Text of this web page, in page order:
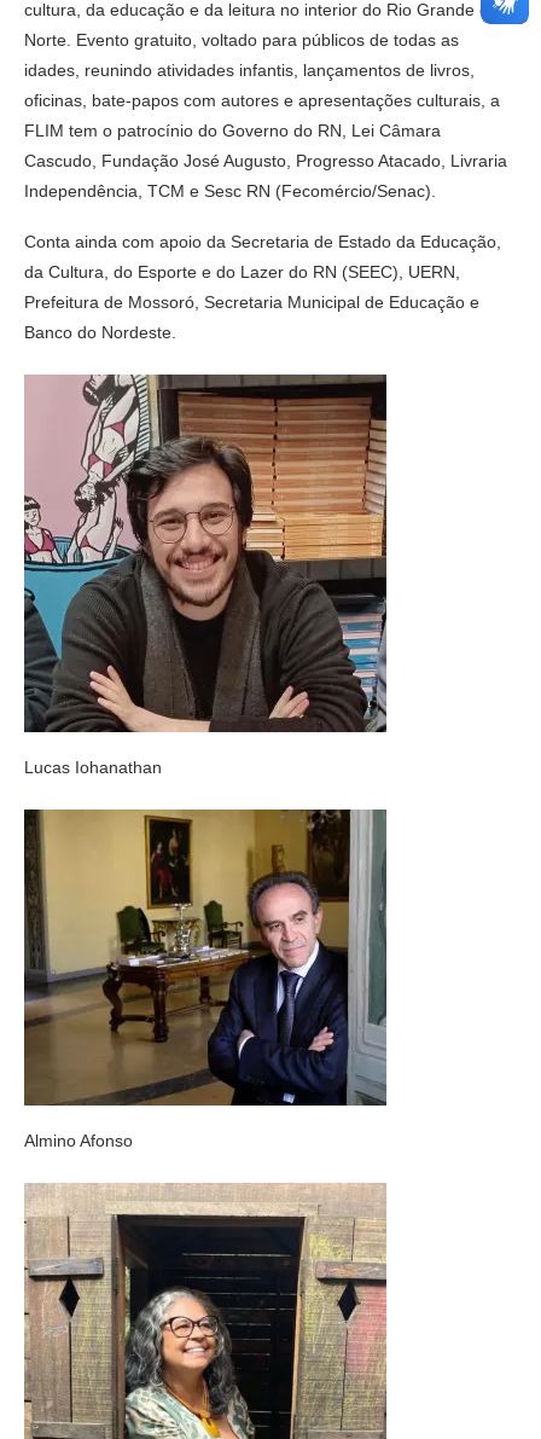
cultura, da educação e da leitura no interior do Rio Grande do
Norte. Evento gratuito, voltado para públicos de todas as
idades, reunindo atividades infantis, lançamentos de livros,
oficinas, bate-papos com autores e apresentações culturais, a
FLIM tem o patrocínio do Governo do RN, Lei Câmara
Cascudo, Fundação José Augusto, Progresso Atacado, Livraria
Independência, TCM e Sesc RN (Fecomércio/Senac).
Conta ainda com apoio da Secretaria de Estado da Educação,
da Cultura, do Esporte e do Lazer do RN (SEEC), UERN,
Prefeitura de Mossoró, Secretaria Municipal de Educação e
Banco do Nordeste.
Lucas Iohanathan
Almino Afonso